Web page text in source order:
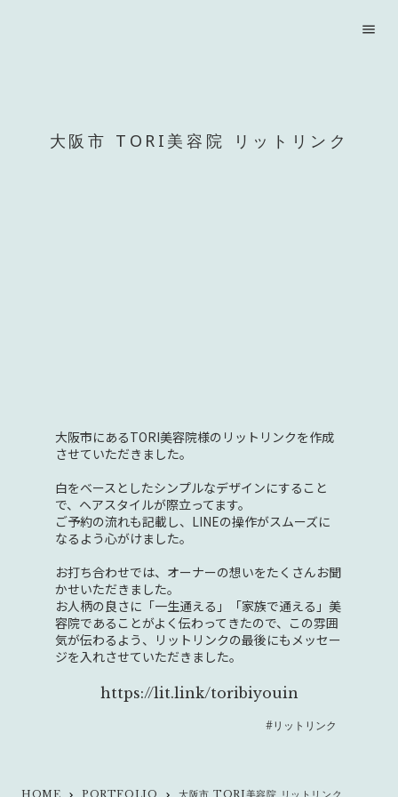
menu
大阪市 TORI美容院 リットリンク
大阪市にあるTORI美容院様のリットリンクを作成
させていただきました。
白をベースとしたシンプルなデザインにすること
で、ヘアスタイルが際立ってます。
ご予約の流れも記載し、LINEの操作がスムーズに
なるよう心がけました。
お打ち合わせでは、オーナーの想いをたくさんお聞
かせいただきました。
お人柄の良さに「一生通える」「家族で通える」美
容院であることがよく伝わってきたので、この雰囲
気が伝わるよう、リットリンクの最後にもメッセー
ジを入れさせていただきました。
https://lit.link/toribiyouin
#リットリンク